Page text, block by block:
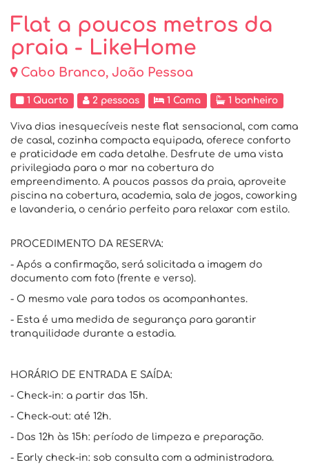
Flat a poucos metros da
praia - LikeHome
Cabo Branco, João Pessoa
1 Quarto 2 pessoas 1 Cama 1 banheiro
Viva dias inesquecíveis neste flat sensacional, com cama
de casal, cozinha compacta equipada, oferece conforto
e praticidade em cada detalhe. Desfrute de uma vista
privilegiada para o mar na cobertura do
empreendimento. A poucos passos da praia, aproveite
piscina na cobertura, academia, sala de jogos, coworking
e lavanderia, o cenário perfeito para relaxar com estilo.
PROCEDIMENTO DA RESERVA:
- Após a confirmação, será solicitada a imagem do
documento com foto (frente e verso).
- O mesmo vale para todos os acompanhantes.
- Esta é uma medida de segurança para garantir
tranquilidade durante a estadia.
HORÁRIO DE ENTRADA E SAÍDA:
- Check-in: a partir das 15h.
- Check-out: até 12h.
- Das 12h às 15h: período de limpeza e preparação.
- Early check-in: sob consulta com a administradora.